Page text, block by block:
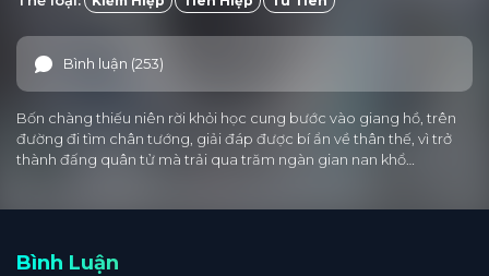
Bình luận (253)
Bốn chàng thiếu niên rời khỏi học cung bước vào giang hồ, trên
đường đi tìm chân tướng, giải đáp được bí ẩn về thân thế, vì trở
thành đấng quân tử mà trải qua trăm ngàn gian nan khổ…
Bình Luận